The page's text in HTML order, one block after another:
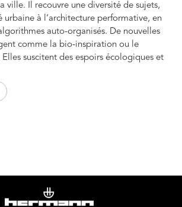
ville. Il recouvre une diversité de sujets,
à l’architecture performative, en
auto-organisés. De nouvelles
comme la bio-inspiration ou le
suscitent des espoirs écologiques et
n’a-t-elle pas des liens très anciens
?
ce livre déploie une enquête
sur les problèmes qui se posent à la
rapports entre sciences biologiques et